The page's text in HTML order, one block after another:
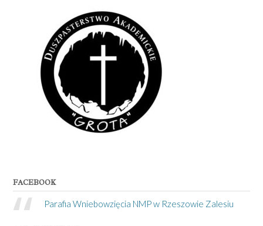
FACEBOOK
Parafia Wniebowzięcia NMP w Rzeszowie Zalesiu